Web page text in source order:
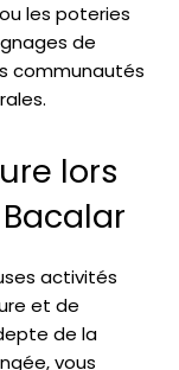
les poteries
de
communautés
lors
activités
et de
de la
vous